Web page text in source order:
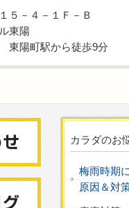
５－４－１Ｆ－Ｂ
東陽
陽町駅から徒歩9分
カラダのお
梅雨時期
原因＆対